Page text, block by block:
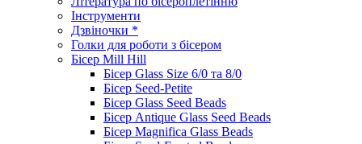
Інструменти
Дзвіночки *
Голки для роботи з бісером
Бісер Mill Hill
Бісер Glass Size 6/0 та 8/0
Бісер Seed-Petite
Бісер Glass Seed Beads
Бісер Antique Glass Seed Beads
Бісер Magnifica Glass Beads